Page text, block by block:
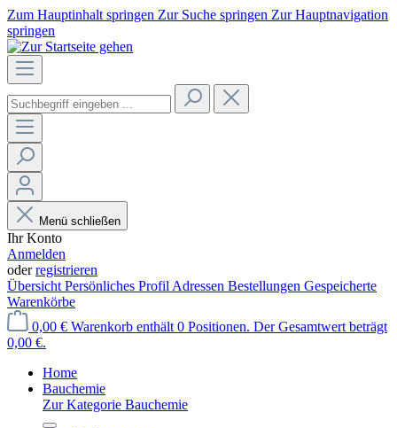
Zum Hauptinhalt springen Zur Suche springen Zur Hauptnavigation
springen
Menü schließen
Ihr Konto
Anmelden
oderregistrieren
Übersicht Persönliches Profil Adressen Bestellungen Gespeicherte
Warenkörbe
0,00 € Warenkorb enthält 0 Positionen. Der Gesamtwert beträgt
0,00 €.
Home
Bauchemie
Zur Kategorie Bauchemie